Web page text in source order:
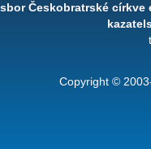
Českobratrské církve
Copyright ©